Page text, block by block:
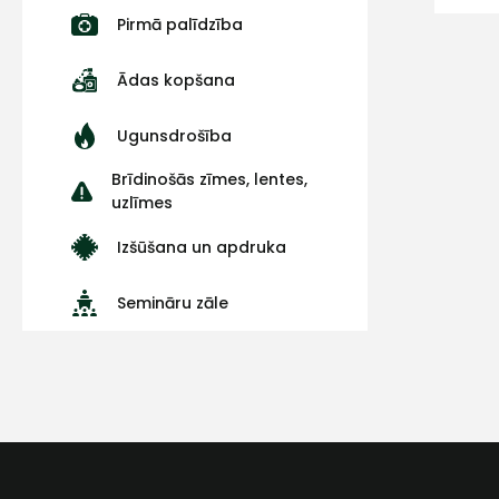
Pirmā palīdzība
Ādas kopšana
Ugunsdrošība
Brīdinošās zīmes, lentes,
uzlīmes
Izšūšana un apdruka
Semināru zāle